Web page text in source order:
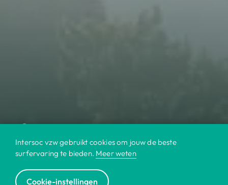
Intersoc vzw gebruikt cookies om jouw de beste
surfervaring te bieden. Meer weten
Cookie-instellingen